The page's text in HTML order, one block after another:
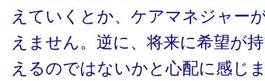
えていくとか、ケアマネジャー
えません。逆に、将来に希望が
えるのではないかと心配に感じ